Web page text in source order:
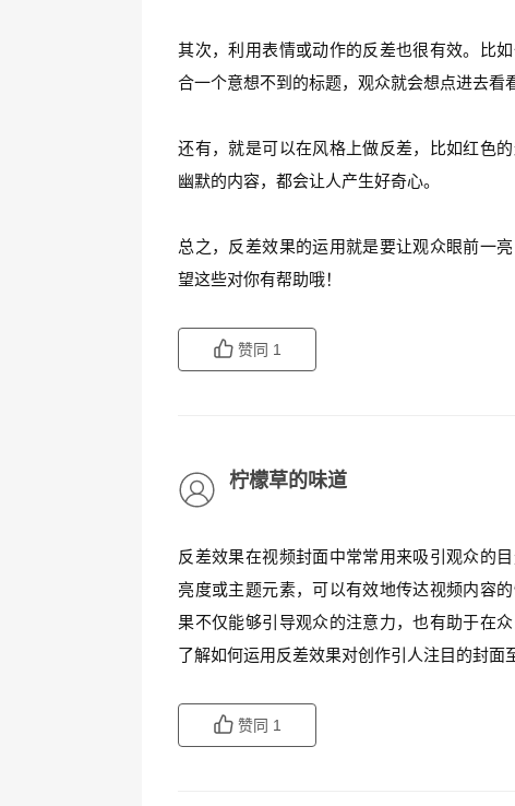
其次，利用表情或动作的反差也很有效。比
合一个意想不到的标题，观众就会想点进去看
还有，就是可以在风格上做反差，比如红色
幽默的内容，都会让人产生好奇心。
总之，反差效果的运用就是要让观众眼前一
望这些对你有帮助哦！
赞同 1
柠檬草的味道
反差效果在视频封面中常常用来吸引观众的
亮度或主题元素，可以有效地传达视频内容
果不仅能够引导观众的注意力，也有助于在
了解如何运用反差效果对创作引人注目的封面
赞同 1